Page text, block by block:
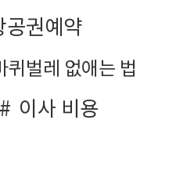
공권예약
퀴벌레 없애는 법
이사 비용